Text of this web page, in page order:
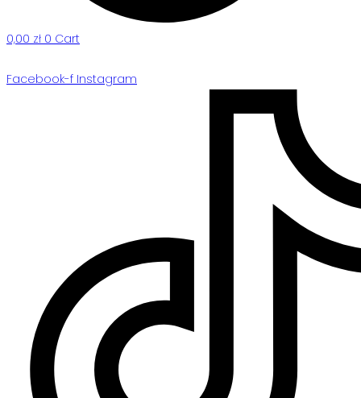
0,00 zł 0 Cart
Facebook-f Instagram